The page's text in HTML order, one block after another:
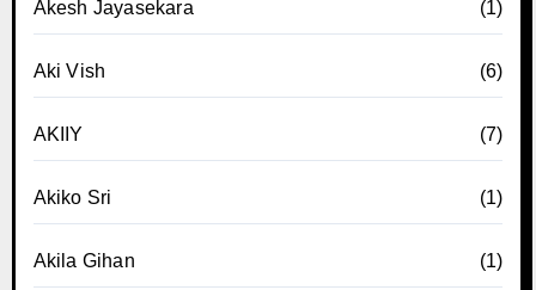
Akesh Jayasekara (1)
Aki Vish (6)
AKIIY (7)
Akiko Sri (1)
Akila Gihan (1)